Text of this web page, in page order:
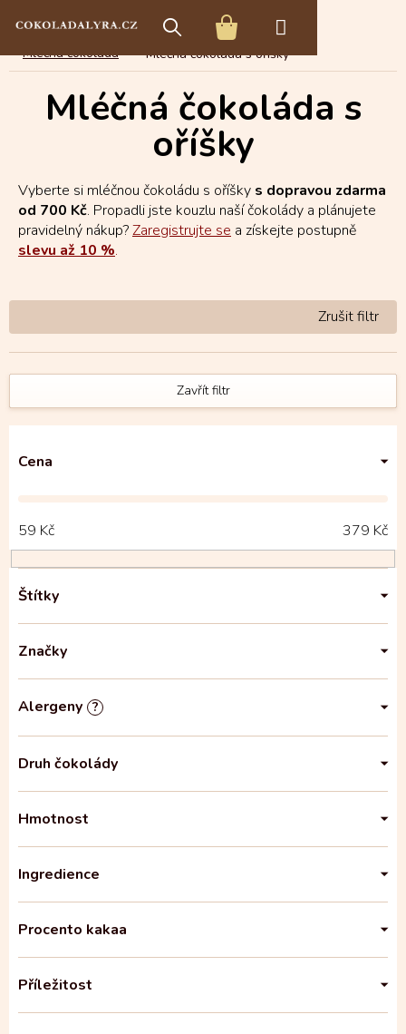
NÁKUPNÍ
KOŠÍK
E-shop s čokoládou Tabulková čokoláda
Mléčná čokoláda Mléčná čokoláda s oříšky
Mléčná čokoláda s
oříšky
Vyberte si mléčnou čokoládu s oříšky s dopravou zdarma
od 700 Kč. Propadli jste kouzlu naší čokolády a plánujete
pravidelný nákup?Zaregistrujte se a získejte postupně
slevu až 10 %.
Zavřít filtr
Cena
59 Kč 379 Kč
Štítky
Značky
Alergeny ?
Druh čokolády
Hmotnost
Ingredience
Procento kakaa
Příležitost